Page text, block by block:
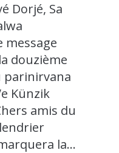
Dorjé, Sa
message
douzième
parinirvana
Künzik
amis du
la...